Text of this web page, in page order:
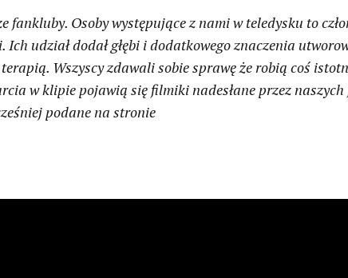
fankluby. Osoby występujące z nami w teledysku to
Ich udział dodał głębi i dodatkowego znaczenia
Wszyscy zdawali sobie sprawę że robią coś
w klipie pojawią się filmiki nadesłane przez
podane na stronie